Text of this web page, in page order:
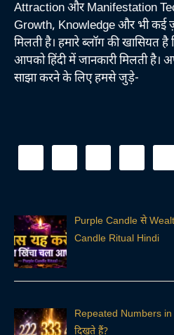
Attraction और Manifestation
Growth, Knowledge और भी कई
मिलती है। हमारे ब्लॉग की खासियत
आपको हिंदी में जानकारी मिलती है।
साझा करने के लिए हमसे जुड़े-
Purple Candle से
Candle Ritual Hindi
Repeated Numbers in
दिखते हैं?